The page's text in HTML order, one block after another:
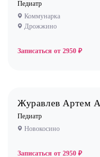
Педиатр
Коммунарка
Дрожжино
Записаться от 2950 ₽
Журавлев Артем
Педиатр
Новокосино
Записаться от 2950 ₽